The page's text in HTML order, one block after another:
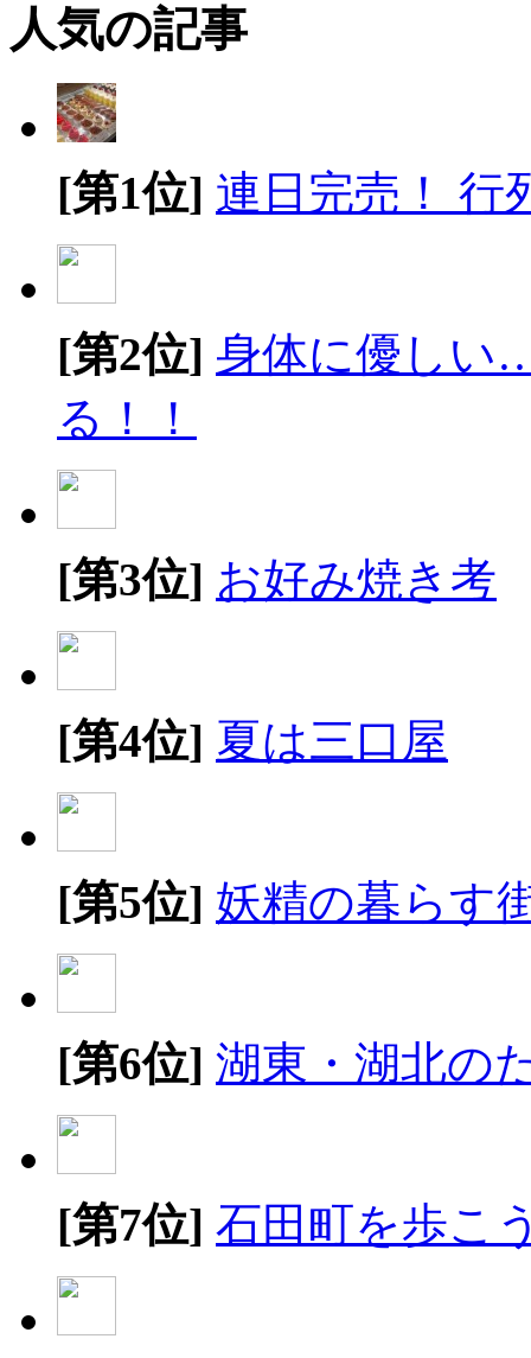
人気の記事
[第1位] 連日完売！ 行
[第2位] 身体に優しい
る！！
[第3位] お好み焼き考
[第4位] 夏は三口屋
[第5位] 妖精の暮らす
[第6位] 湖東・湖北の
[第7位] 石田町を歩こ